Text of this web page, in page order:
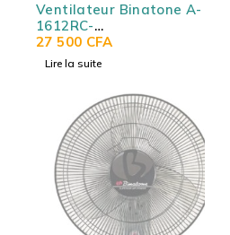
Ventilateur Binatone A-
1612RC-
Télécommande"16"
27 500 CFA
Lire la suite